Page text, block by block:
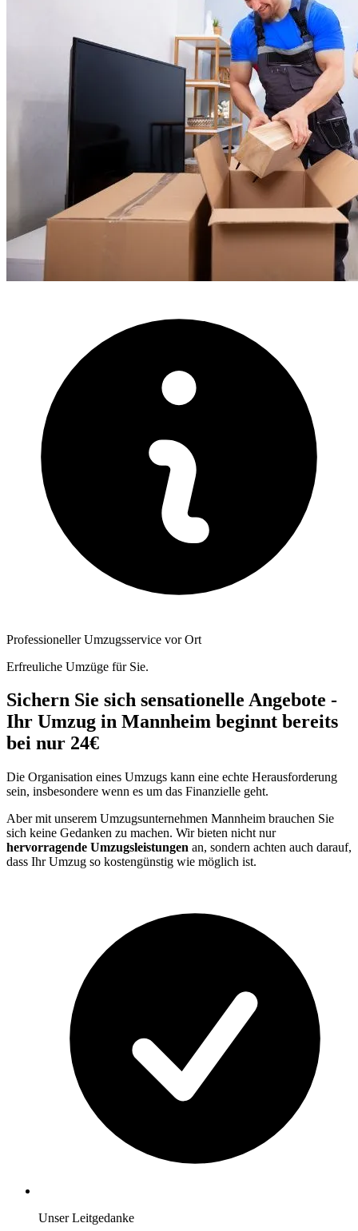
Professioneller Umzugsservice vor Ort
Erfreuliche Umzüge für Sie.
Sichern Sie sich sensationelle Angebote -
Ihr Umzug in Mannheim beginnt bereits
bei nur 24€
Die Organisation eines Umzugs kann eine echte Herausforderung
sein, insbesondere wenn es um das Finanzielle geht.
Aber mit unserem Umzugsunternehmen Mannheim brauchen Sie
sich keine Gedanken zu machen. Wir bieten nicht nur
hervorragende Umzugsleistungen an, sondern achten auch darauf,
dass Ihr Umzug so kostengünstig wie möglich ist.
Unser Leitgedanke